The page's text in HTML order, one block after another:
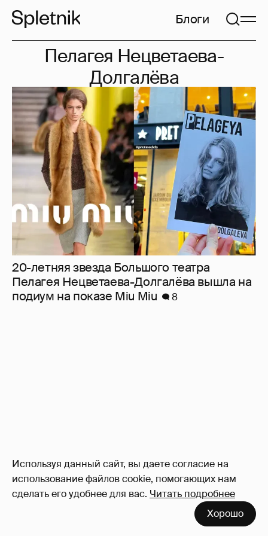
Используя данный сайт, вы даете согласие на
использование файлов cookie, помогающих нам
сделать его удобнее для вас. Читать подробнее
Хорошо
Блоги
Пелагея Нецветаева-
Долгалёва
20-летняя звезда Большого театра
Пелагея Нецветаева-Долгалёва вышла на
подиум на показе Miu Miu
8